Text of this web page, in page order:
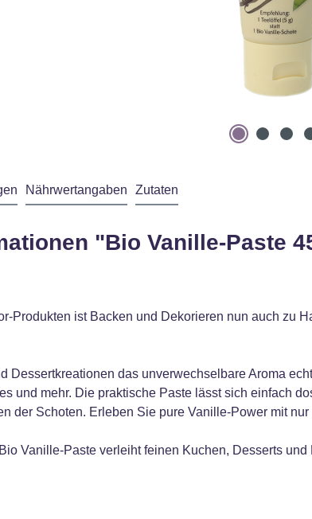
Nährwertangaben Zutaten
"Bio Vanille-Paste
Produkten ist Backen und Dekorieren nun auch zu
Dessertkreationen das unverwechselbare Aroma
und mehr. Die praktische Paste lässt sich einfach
der Schoten. Erleben Sie pure Vanille-Power mit nur
Vanille-Paste verleiht feinen Kuchen, Desserts